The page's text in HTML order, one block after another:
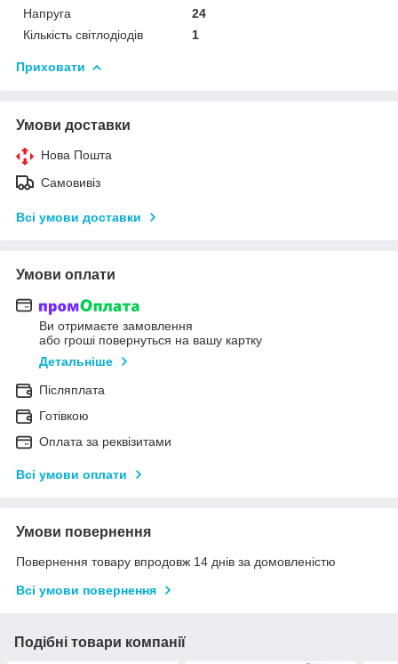
Напруга
24
Кількість світлодіодів
1
Приховати
Умови доставки
Нова Пошта
Самовивіз
Всі умови доставки
Умови оплати
Ви отримаєте замовлення
або гроші повернуться на вашу картку
Детальніше
Післяплата
Готівкою
Оплата за реквізитами
Всі умови оплати
Умови повернення
Повернення товару впродовж 14 днів за домовленістю
Всі умови повернення
Подібні товари компанії